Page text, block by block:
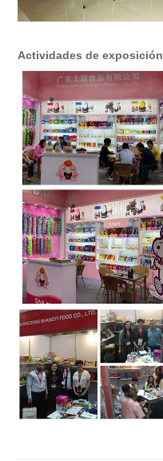
Actividades de exposición